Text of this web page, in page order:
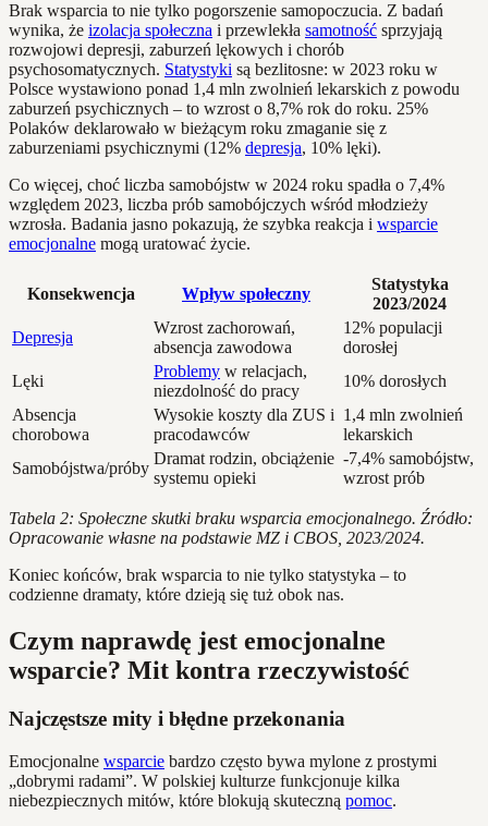
Brak wsparcia to nie tylko pogorszenie samopoczucia. Z badań
wynika, że izolacja społeczna i przewlekła samotność sprzyjają
rozwojowi depresji, zaburzeń lękowych i chorób
psychosomatycznych. Statystyki są bezlitosne: w 2023 roku w
Polsce wystawiono ponad 1,4 mln zwolnień lekarskich z powodu
zaburzeń psychicznych – to wzrost o 8,7% rok do roku. 25%
Polaków deklarowało w bieżącym roku zmaganie się z
zaburzeniami psychicznymi (12% depresja, 10% lęki).
Co więcej, choć liczba samobójstw w 2024 roku spadła o 7,4%
względem 2023, liczba prób samobójczych wśród młodzieży
wzrosła. Badania jasno pokazują, że szybka reakcja i wsparcie
emocjonalne mogą uratować życie.
Konsekwencja Wpływ społeczny
Statystyka
2023/2024
Depresja
Wzrost zachorowań,
absencja zawodowa
12% populacji
dorosłej
Lęki
Problemy w relacjach,
niezdolność do pracy
10% dorosłych
Absencja
chorobowa
Wysokie koszty dla ZUS i
pracodawców
1,4 mln zwolnień
lekarskich
Samobójstwa/próby
Dramat rodzin, obciążenie
systemu opieki
-7,4% samobójstw,
wzrost prób
Tabela 2: Społeczne skutki braku wsparcia emocjonalnego. Źródło:
Opracowanie własne na podstawie MZ i CBOS, 2023/2024.
Koniec końców, brak wsparcia to nie tylko statystyka – to
codzienne dramaty, które dzieją się tuż obok nas.
Czym naprawdę jest emocjonalne
wsparcie? Mit kontra rzeczywistość
Najczęstsze mity i błędne przekonania
Emocjonalne wsparcie bardzo często bywa mylone z prostymi
„dobrymi radami”. W polskiej kulturze funkcjonuje kilka
niebezpiecznych mitów, które blokują skuteczną pomoc.